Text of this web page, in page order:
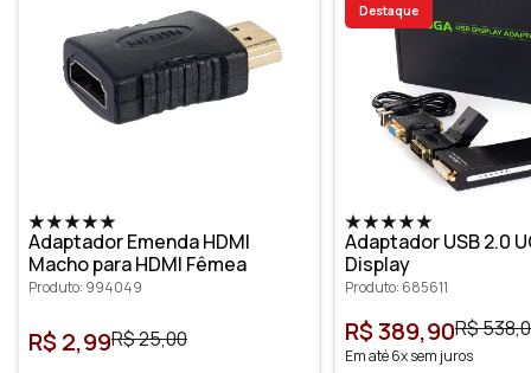
Adaptador Emenda HDMI
Macho para HDMI Fêmea
Produto: 994049
R$ 2,99R$ 25,00
Destaque
Adaptador USB 2.0
Display
Produto: 685611
R$ 389,90R$
Em até 6x sem juros